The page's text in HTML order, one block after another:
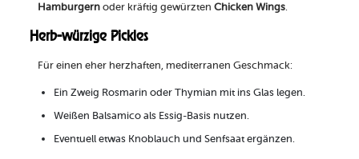
Hamburgernoder kräftig gewürzten Chicken Wings.
Herb-würzige Pickles
Für einen eher herzhaften, mediterranen Geschmack:
Ein Zweig Rosmarin oder Thymian mit ins Glas legen.
Weißen Balsamico als Essig-Basis nutzen.
Eventuell etwas Knoblauch und Senfsaat ergänzen.